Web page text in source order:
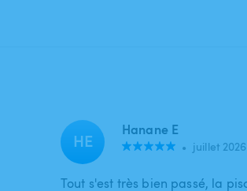
HE Hanane E
• juillet 2026
Tout s'est très bien passé, la